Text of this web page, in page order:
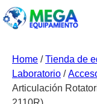
Home /Tienda de
Laboratorio /
Articulación